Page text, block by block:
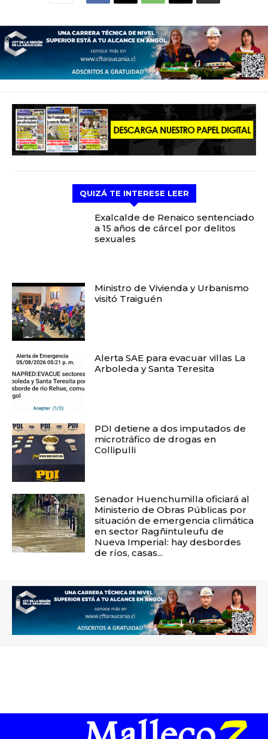
QUIZÁ TE INTERESE LEER
Exalcalde de Renaico sentenciado
a 15 años de cárcel por delitos
sexuales
Ministro de Vivienda y Urbanismo
visitó Traiguén
Alerta SAE para evacuar villas La
Arboleda y Santa Teresita
PDI detiene a dos imputados de
microtráfico de drogas en
Collipulli
Senador Huenchumilla oficiará al
Ministerio de Obras Públicas por
situación de emergencia climática
en sector Ragñintuleufu de
Nueva Imperial: hay desbordes
de ríos, casas...